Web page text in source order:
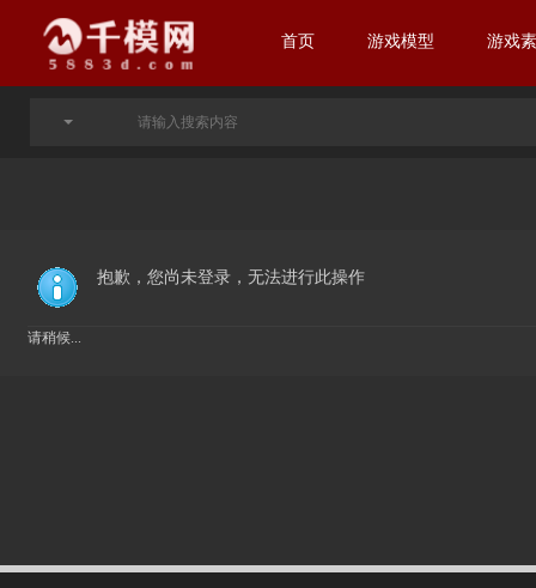
首页 游戏模型 游戏
抱歉，您尚未登录，无法进行此操作
请稍候...